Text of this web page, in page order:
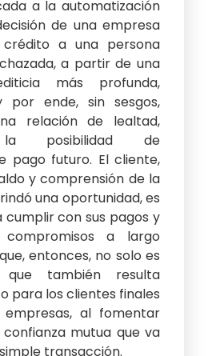
a la automatización
de una empresa
a una persona
a partir de una
más profunda,
por ende, sin sesgos,
relación de lealtad,
la posibilidad de
pago futuro. El cliente,
y comprensión de la
una oportunidad, es
cumplir con sus pagos y
a largo
entonces, no solo es
que también resulta
para los clientes finales
al fomentar
mutua que va
transacción.